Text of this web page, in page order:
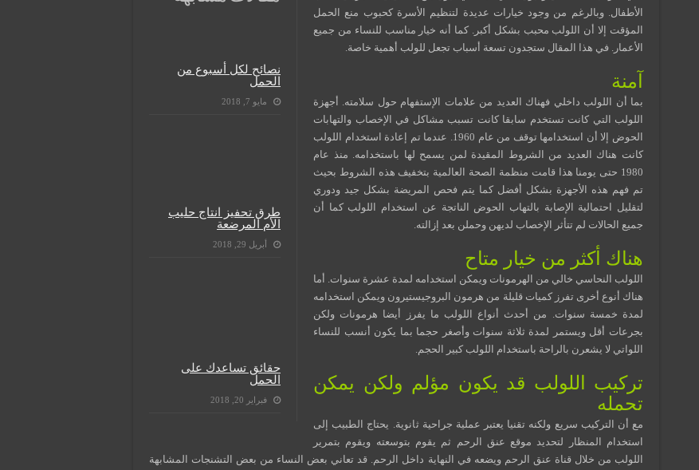
نصائح لكل أسبوع من
الحمل
مايو 7, 2018
طرق تحفيز انتاج حليب
الأم المرضعة
أبريل 29, 2018
حقائق تساعدك على
الحمل
فبراير 20, 2018
الأطفال. وبالرغم من وجود خيارات عديدة لتنظيم الأسرة كحبوب منع الحمل
المؤقت إلا أن اللولب محبب بشكل أكبر. كما أنه خيار مناسب للنساء من جميع
الأعمار. في هذا المقال ستجدون تسعة أسباب تجعل للولب أهمية خاصة.
آمنة
بما أن اللولب داخلي فهناك العديد من علامات الإستفهام حول سلامته. أجهزة
اللولب التي كانت تستخدم سابقا كانت تسبب مشاكل في الإخصاب والتهابات
الحوض إلا أن استخدامها توقف من عام 1960. عندما تم إعادة استخدام اللولب
كانت هناك العديد من الشروط المقيدة لمن يسمح لها باستخدامه. منذ عام
1980 حتى يومنا هذا قامت منظمة الصحة العالمية بتخفيف هذه الشروط بحيث
تم فهم هذه الأجهزة بشكل أفضل كما يتم فحص المريضة بشكل جيد ودوري
لتقليل احتمالية الإصابة بالتهاب الحوض الناتجة عن استخدام اللولب كما أن
جميع الحالات لم تتأثر الإخصاب لديهن وحملن بعد إزالته.
هناك أكثر من خيار متاح
اللولب النحاسي خالي من الهرمونات ويمكن استخدامه لمدة عشرة سنوات. أما
هناك أنوع أخرى تفرز كميات قليلة من هرمون البروجيستيرون ويمكن استخدامه
لمدة خمسة سنوات. من أحدث أنواع اللولب ما يفرز أيضا هرمونات ولكن
بجرعات أقل ويستمر لمدة ثلاثة سنوات وأصغر حجما بما يكون أنسب للنساء
اللواتي لا يشعرن بالراحة باستخدام اللولب كبير الحجم.
تركيب اللولب قد يكون مؤلم ولكن يمكن
تحمله
مع أن التركيب سريع ولكنه تقنيا يعتبر عملية جراحية ثانوية. يحتاج الطبيب إلى
استخدام المنظار لتحديد موقع عنق الرحم ثم يقوم بتوسعته ويقوم بتمرير
اللولب من خلال قناة عنق الرحم ويضعه في النهاية داخل الرحم. قد تعاني بعض النساء من بعض التشنجات المشابهة